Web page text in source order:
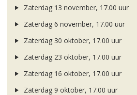
Zaterdag 13 november, 17.00 uur
Zaterdag 6 november, 17.00 uur
Zaterdag 30 oktober, 17.00 uur
Zaterdag 23 oktober, 17.00 uur
Zaterdag 16 oktober, 17.00 uur
Zaterdag 9 oktober, 17.00 uur